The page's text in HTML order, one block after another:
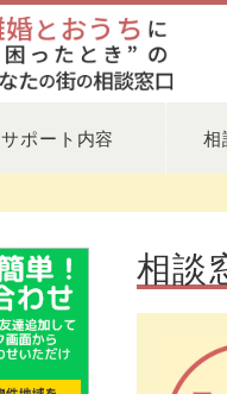
サポート内容 相
相談